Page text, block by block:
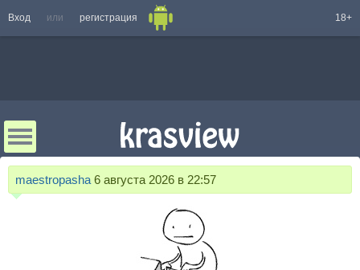
Вход или регистрация 18+
maestropasha 6 августа 2026 в 22:57